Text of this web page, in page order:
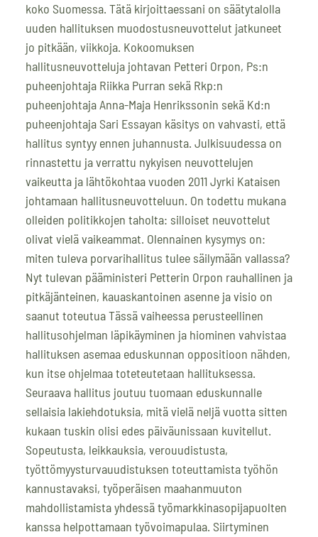
koko Suomessa. Tätä kirjoittaessani on säätytalolla
uuden hallituksen muodostusneuvottelut jatkuneet
jo pitkään, viikkoja. Kokoomuksen
hallitusneuvotteluja johtavan Petteri Orpon, Ps:n
puheenjohtaja Riikka Purran sekä Rkp:n
puheenjohtaja Anna-Maja Henrikssonin sekä Kd:n
puheenjohtaja Sari Essayan käsitys on vahvasti, että
hallitus syntyy ennen juhannusta. Julkisuudessa on
rinnastettu ja verrattu nykyisen neuvottelujen
vaikeutta ja lähtökohtaa vuoden 2011 Jyrki Kataisen
johtamaan hallitusneuvotteluun. On todettu mukana
olleiden politikkojen taholta: silloiset neuvottelut
olivat vielä vaikeammat. Olennainen kysymys on:
miten tuleva porvarihallitus tulee säilymään vallassa?
Nyt tulevan pääministeri Petterin Orpon rauhallinen ja
pitkäjänteinen, kauaskantoinen asenne ja visio on
saanut toteutua Tässä vaiheessa perusteellinen
hallitusohjelman läpikäyminen ja hiominen vahvistaa
hallituksen asemaa eduskunnan oppositioon nähden,
kun itse ohjelmaa toteteutetaan hallituksessa.
Seuraava hallitus joutuu tuomaan eduskunnalle
sellaisia lakiehdotuksia, mitä vielä neljä vuotta sitten
kukaan tuskin olisi edes päiväunissaan kuvitellut.
Sopeutusta, leikkauksia, verouudistusta,
työttömyysturvauudistuksen toteuttamista työhön
kannustavaksi, työperäisen maahanmuuton
mahdollistamista yhdessä työmarkkinasopijapuolten
kanssa helpottamaan työvoimapulaa. Siirtyminen